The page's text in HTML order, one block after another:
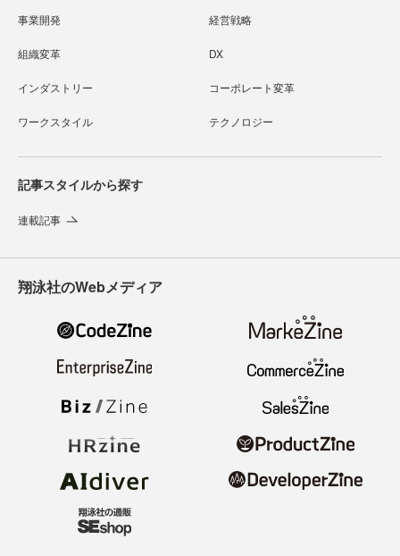
事業開発 経営戦略
組織変革 DX
インダストリー コーポレート変革
ワークスタイル テクノロジー
記事スタイルから探す
連載記事
翔泳社のWebメディア